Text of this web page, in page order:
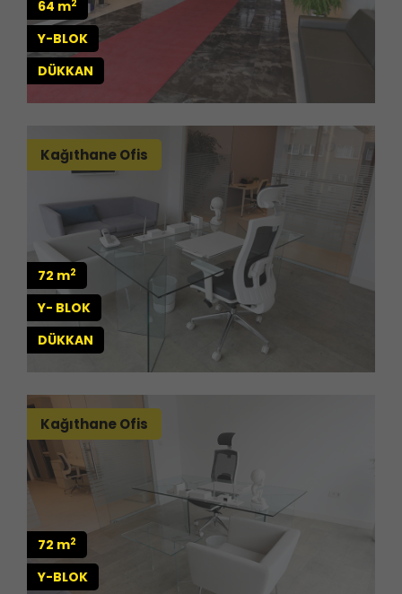
64 m2
Y-BLOK
DÜKKAN
Kağıthane Ofis
72 m2
Y- BLOK
DÜKKAN
Kağıthane Ofis
72 m2
Y-BLOK